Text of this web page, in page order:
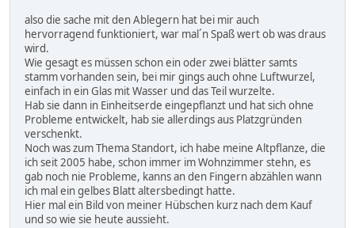
also die sache mit den Ablegern hat bei mir auch
hervorragend funktioniert, war mal´n Spaß wert ob was draus
wird.
Wie gesagt es müssen schon ein oder zwei blätter samts
stamm vorhanden sein, bei mir gings auch ohne Luftwurzel,
einfach in ein Glas mit Wasser und das Teil wurzelte.
Hab sie dann in Einheitserde eingepflanzt und hat sich ohne
Probleme entwickelt, hab sie allerdings aus Platzgründen
verschenkt.
Noch was zum Thema Standort, ich habe meine Altpflanze, die
ich seit 2005 habe, schon immer im Wohnzimmer stehn, es
gab noch nie Probleme, kanns an den Fingern abzählen wann
ich mal ein gelbes Blatt altersbedingt hatte.
Hier mal ein Bild von meiner Hübschen kurz nach dem Kauf
und so wie sie heute aussieht.